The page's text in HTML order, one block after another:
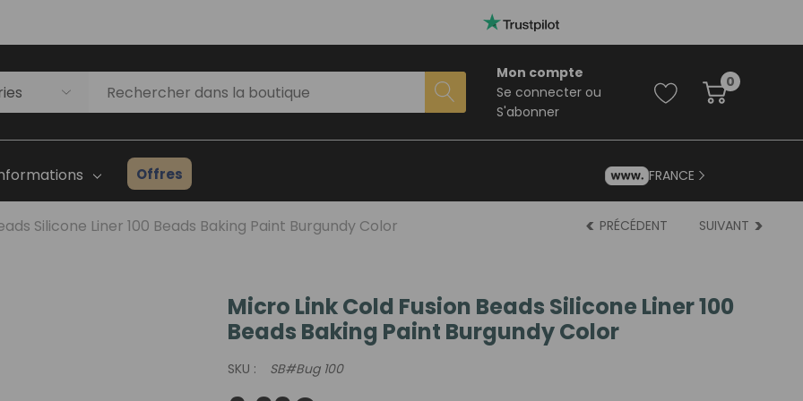
Mon compte
Se connecter ou
S'abonner
0
Offres FRANCE
Silicone Liner 100 Beads Baking Paint Burgundy Color PRÉCÉDENT SUIVANT
Micro Link Cold Fusion Beads Silicone Liner 100
Beads Baking Paint Burgundy Color
SKU : SB#Bug 100